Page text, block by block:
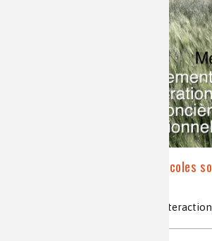
Chimie et révolutions agricoles
agriculture, révolution agricole,